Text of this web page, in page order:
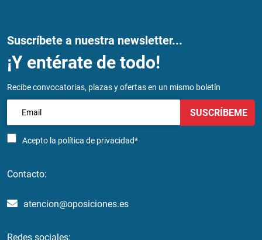
Suscríbete a nuestra newsletter...
¡Y entérate de todo!
Recibe convocatorias, plazas y ofertas en un mismo boletín
Acepto la política de privacidad*
SUSCRÍBEME
Contacto:
atencion@oposiciones.es
Redes sociales: